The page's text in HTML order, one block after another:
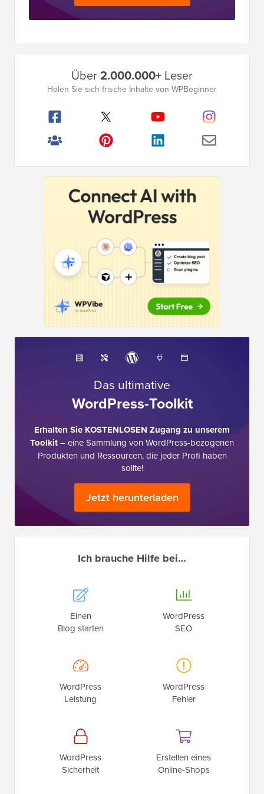
Seitenleistenmenü
Über2.000.000+ Leser
Holen Sie sich frische Inhalte von WPBeginner
Das ultimative
WordPress-Toolkit
Erhalten Sie KOSTENLOSEN Zugang zu unserem
Toolkit– eine Sammlung von WordPress-bezogenen
Produkten und Ressourcen, die jeder Profi haben
sollte!
Jetzt herunterladen
Ich brauche Hilfe bei…
Einen
Blog starten
WordPress
SEO
WordPress
Leistung
WordPress
Fehler
WordPress
Sicherheit
Erstellen eines
Online-Shops